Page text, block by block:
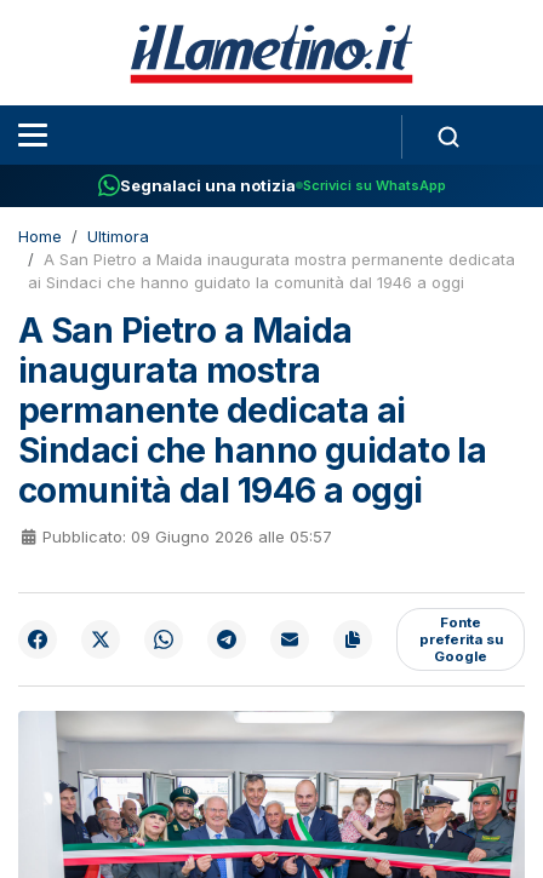
Segnalaci una notizia Scrivici su WhatsApp
Home
Ultimora
A San Pietro a Maida inaugurata mostra permanente dedicata
ai Sindaci che hanno guidato la comunità dal 1946 a oggi
A San Pietro a Maida
inaugurata mostra
permanente dedicata ai
Sindaci che hanno guidato la
comunità dal 1946 a oggi
Pubblicato: 09 Giugno 2026 alle 05:57
Fonte
preferita su
Google